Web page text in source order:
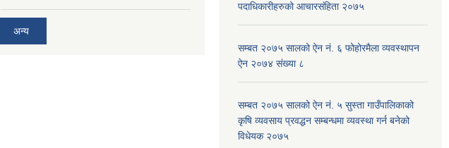
अन्य
पदाधिकारीहरुको आचारसंहिता २०७५
सम्बत २०७५ सालको ऐन नं. ६ फोहोरमैला व्यवस्थापन
ऐन २०७४ संख्या ८
सम्बत २०७५ सालको ऐन नं. ५ सुस्ता गाउँपालिकाको
कृषि व्यवसाय प्रवद्धन सम्बन्धमा व्यवस्था गर्न बनेको
विधेयक २०७५